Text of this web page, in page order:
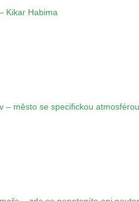
Kikar Habima
– město se specifickou atmosférou